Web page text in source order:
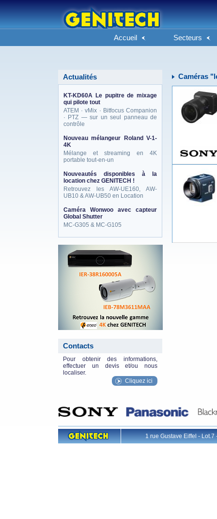
Accueil Secteurs
Actualités
KT-KD60A Le pupitre de mixage
qui pilote tout
ATEM · vMix · Bitfocus Companion
· PTZ — sur un seul panneau de
contrôle
Nouveau mélangeur Roland V-1-
4K
Mélange et streaming en 4K
portable tout-en-un
Nouveautés disponibles à la
location chez GENITECH !
Retrouvez les AW-UE160, AW-
UB10 & AW-UB50 en Location
Caméra Wonwoo avec capteur
Global Shutter
MC-G305 & MC-G105
Contacts
Pour obtenir des informations,
effectuer un devis et/ou nous
localiser.
Cliquez ici
Caméras
1 rue Gustave Eiffel -